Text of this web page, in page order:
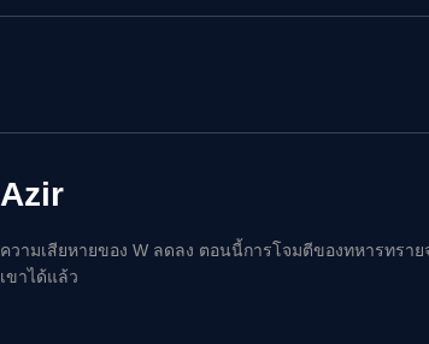
Azir
ความเสียหายของ W ลดลง ตอนนี้การโจมตีของทหารทรา
เขาได้แล้ว